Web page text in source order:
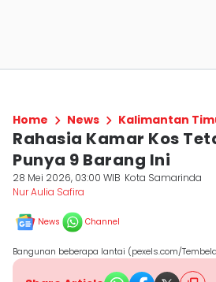
Home News Kalimantan
Rahasia Kamar Kos
Punya 9 Barang Ini
28 Mei 2026, 03:00 WIB Kota Samarinda
Nur Aulia Safira
News Channel
Bangunan beberapa lantai (pexels.com/